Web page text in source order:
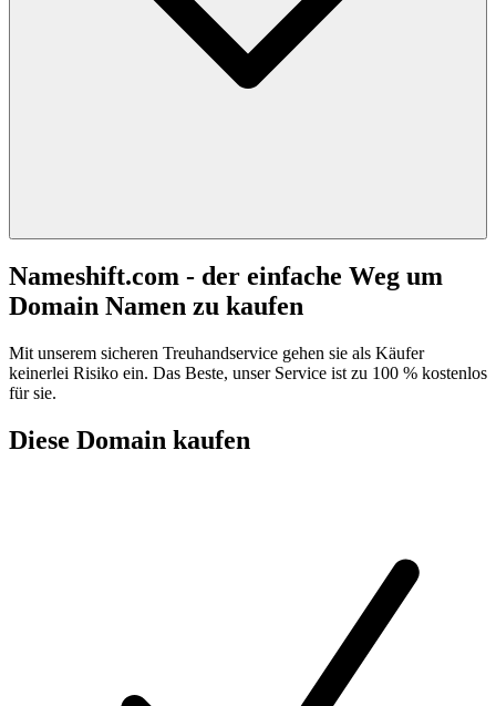
Nameshift.com - der einfache Weg um
Domain Namen zu kaufen
Mit unserem sicheren Treuhandservice gehen sie als Käufer
keinerlei Risiko ein. Das Beste, unser Service ist zu 100 % kostenlos
für sie.
Diese Domain kaufen